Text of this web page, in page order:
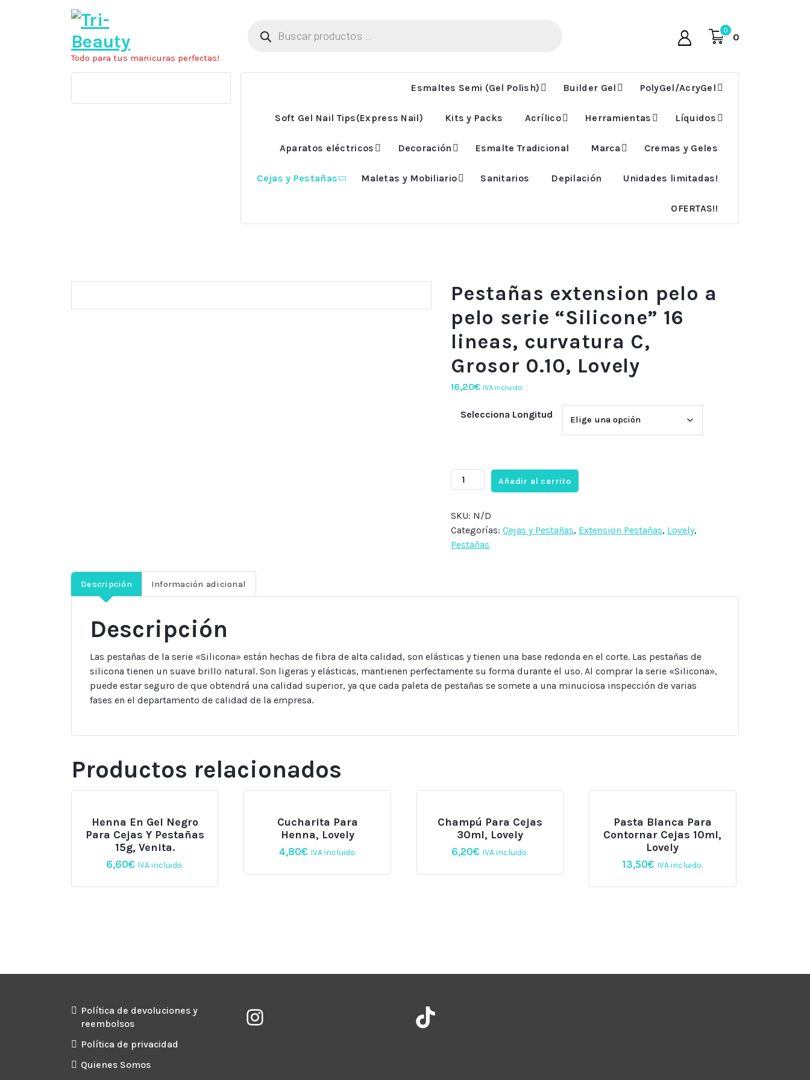
Todo para tus manicuras perfectas!
productos
0
0
Esmaltes Semi (Gel Polish) Builder Gel PolyGel/AcryGel
Soft Gel Nail Tips(Express Nail) Kits y Packs Acrílico Herramientas Líquidos
Aparatos eléctricos Decoración Esmalte Tradicional Marca Cremas y Geles
Cejas y Pestañas Maletas y Mobiliario Sanitarios Depilación Unidades limitadas!
OFERTAS!!
Pestañas extension pelo a
pelo serie “Silicone” 16
lineas, curvatura C,
Grosor 0.10, Lovely
16,20€ IVA incluido.
Selecciona Longitud
Pestañas
extension
a
pelo
serie
Lovely
cantidad
Añadir al carrito
SKU: N/D
Categorías:Cejas y Pestañas, Extension Pestañas, Lovely,
Pestañas
Descripción Información adicional
Descripción
Las pestañas de la serie «Silicona» están hechas de fibra de alta calidad, son elásticas y tienen una base redonda en el corte. Las pestañas de
silicona tienen un suave brillo natural. Son ligeras y elásticas, mantienen perfectamente su forma durante el uso. Al comprar la serie «Silicona»,
puede estar seguro de que obtendrá una calidad superior, ya que cada paleta de pestañas se somete a una minuciosa inspección de varias
fases en el departamento de calidad de la empresa.
Productos relacionados
Henna En Gel Negro
Para Cejas Y Pestañas
15g, Venita.
6,60€ IVA incluido.
Cucharita Para
Henna, Lovely
4,80€ IVA incluido.
Champú Para Cejas
30ml, Lovely
6,20€ IVA incluido.
Pasta Blanca Para
Contornar Cejas 10ml,
Lovely
13,50€ IVA incluido.
Política de devoluciones y
reembolsos
Política de privacidad
Quienes Somos